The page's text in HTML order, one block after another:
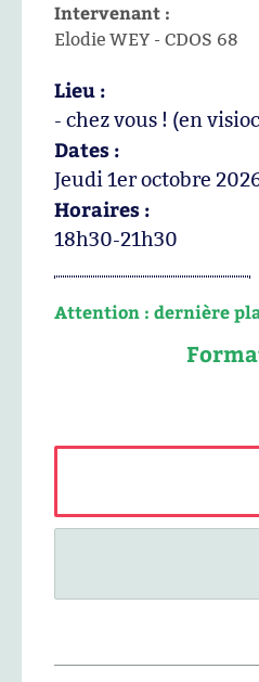
Intervenant :
Elodie WEY - CDOS 68
Lieu :
- chez vous ! (en
Dates :
Jeudi 1er octobre
Horaires :
18h30-21h30
Attention : dernière